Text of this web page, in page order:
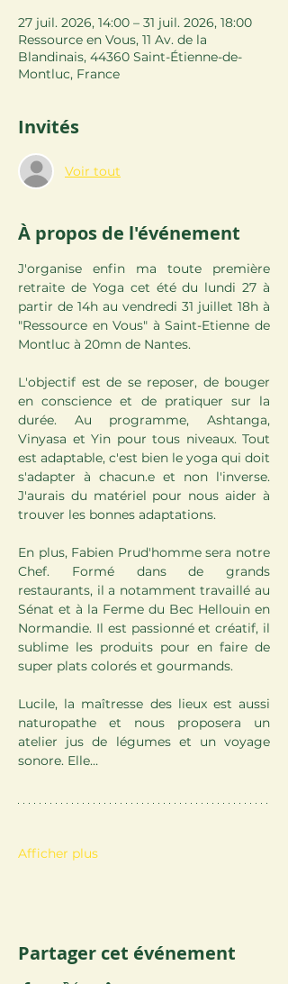
27 juil. 2026, 14:00 – 31 juil. 2026, 18:00
Ressource en Vous, 11 Av. de la
Blandinais, 44360 Saint-Étienne-de-
Montluc, France
Invités
Voir tout
À propos de l'événement
J'organise enfin ma toute première
retraite de Yoga cet été du lundi 27 à
partir de 14h au vendredi 31 juillet 18h à
"Ressource en Vous" à Saint-Etienne de
Montluc à 20mn de Nantes.
L'objectif est de se reposer, de bouger
en conscience et de pratiquer sur la
durée. Au programme, Ashtanga,
Vinyasa et Yin pour tous niveaux. Tout
est adaptable, c'est bien le yoga qui doit
s'adapter à chacun.e et non l'inverse.
J'aurais du matériel pour nous aider à
trouver les bonnes adaptations.
En plus, Fabien Prud'homme sera notre
Chef. Formé dans de grands
restaurants, il a notamment travaillé au
Sénat et à la Ferme du Bec Hellouin en
Normandie. Il est passionné et créatif, il
sublime les produits pour en faire de
super plats colorés et gourmands.
Lucile, la maîtresse des lieux est aussi
naturopathe et nous proposera un
atelier jus de légumes et un voyage
sonore. Elle…
Afficher plus
Partager cet événement